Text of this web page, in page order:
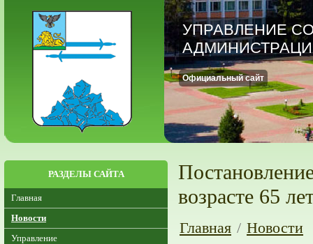
УПРАВЛЕНИЕ
Официальный сайт
РАЗДЕЛЫ САЙТА
Главная
Новости
Управление
возрасте 65
Главная / Новости